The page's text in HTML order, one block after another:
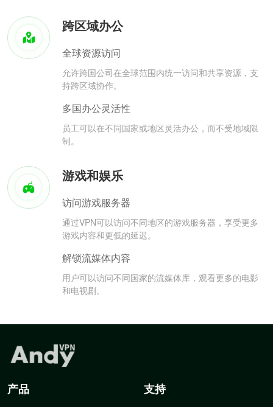
跨区域办公
全球资源访问
允许跨国公司在全球范围内统一访问和共享资源，支
持跨区域协作。
多国办公灵活性
员工可以在不同国家或地区灵活办公，而不受地域限
制。
游戏和娱乐
访问游戏服务器
通过VPN可以访问不同地区的游戏服务器，享受更多
游戏内容和更低的延迟。
解锁流媒体内容
用户可以访问不同国家的流媒体库，观看更多的电影
和电视剧。
产品 支持